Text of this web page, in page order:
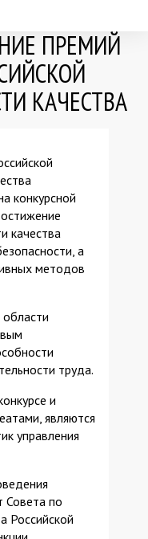
ПРЕМИЙ
КАЧЕСТВА
конкурсной
качества
а
методов
труда.
и
являются
управления
Совета по
Российской